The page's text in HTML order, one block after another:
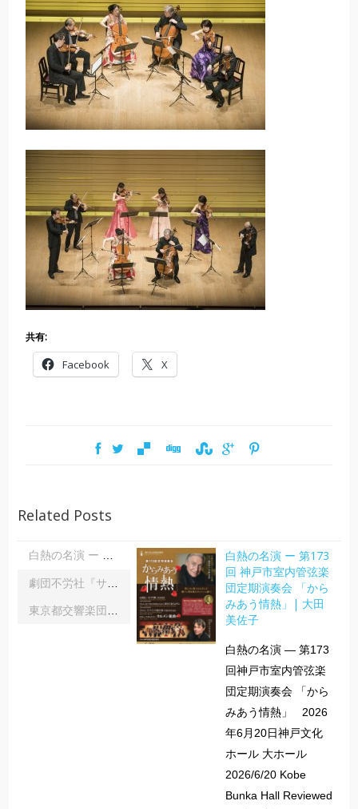
共有:
Facebook X
Related Posts
白熱の名演 ー 第173回 神戸市室内管弦楽団定期演奏会 「からみあう情熱」| 大田美佐子
白熱の名演 ー 第173
回 神戸市室内管弦楽
団定期演奏会 「から
みあう情熱」| 大田
美佐子
白熱の名演 ― 第173
回神戸市室内管弦楽
団定期演奏会 「から
みあう情熱」 2026
年6月20日神戸文化
ホール 大ホール
2026/6/20 Kobe
Bunka Hall Reviewed